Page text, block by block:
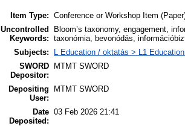
Item Type: Conference or Workshop Item
Uncontrolled
Keywords:
Bloom’s taxonomy, engagement,
taxonómia, bevonódás,
Subjects:
L Education / oktatás > L1
SWORD
Depositor:
MTMT SWORD
Depositing
User:
MTMT SWORD
Date
Deposited:
03 Feb 2026 21:41